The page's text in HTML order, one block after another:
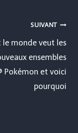
SUIVANT
le monde veut les
ensembles
Pokémon et voici
pourquoi